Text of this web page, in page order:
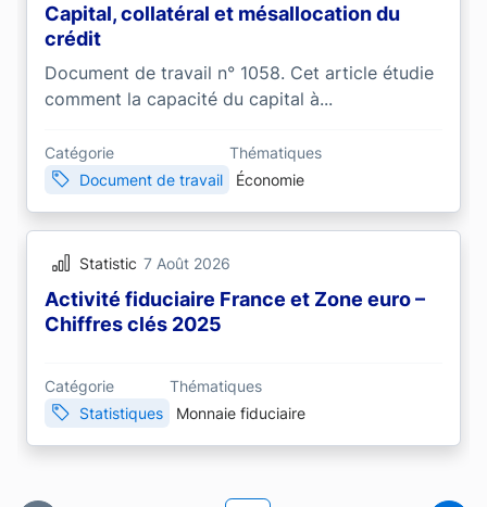
Capital, collatéral et mésallocation du
crédit
Document de travail n° 1058. Cet article étudie
comment la capacité du capital à...
Catégorie
Document de travail
Thématiques
Économie
Statistic 7 Août 2026
Activité fiduciaire France et Zone euro –
Chiffres clés 2025
Catégorie
Statistiques
Thématiques
Monnaie fiduciaire